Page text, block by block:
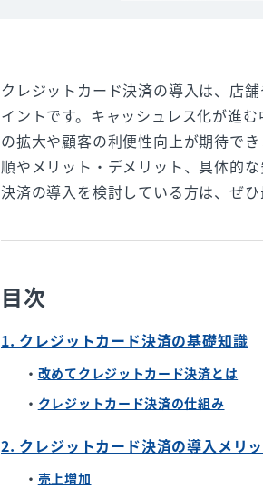
クレジットカード決済の導入は、店
イントです。キャッシュレス化が進
の拡大や顧客の利便性向上が期待で
順やメリット・デメリット、具体的
決済の導入を検討している方は、ぜひ
目次
1. クレジットカード決済の基礎知識
改めてクレジットカード決済とは
クレジットカード決済の仕組み
2. クレジットカード決済の導入メリ
売上増加